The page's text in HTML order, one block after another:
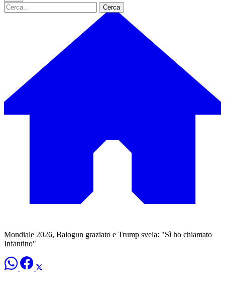
Cerca
Mondiale 2026, Balogun graziato e Trump svela: "Sì ho chiamato
Infantino"